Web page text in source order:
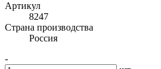
Артикул
8247
Cтрана производства
Россия
-